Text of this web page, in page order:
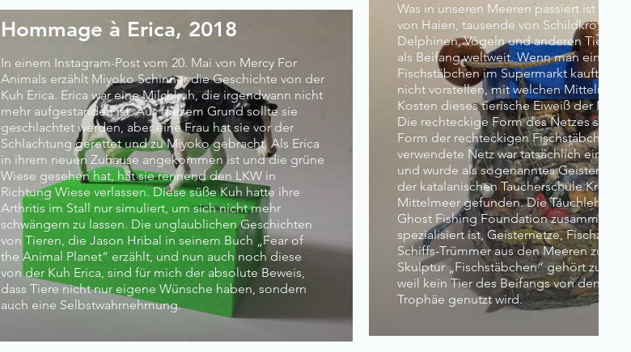
Was in unseren Meeren passiert ist
von Haien, tausende von Schildkröten,
Delphinen, Vögeln und anderen Tieren
als Beifang weltweit. Wenn man eine
Fischstäbchen im Supermarkt kauft,
nicht vorstellen, mit welchen Mitteln
Kosten dieses tierische Eiweiß der
Die rechteckige Form des Netzes soll
Form der rechteckigen Fischstäbchen
verwendete Netz war tatsächlich einmal
und wurde als sogenanntes Geisternetz
der katalanischen Taucherschule
Mittelmeer gefunden. Die Tauchlehrer
Ghost Fishing Foundation zusammen,
spezialisiert ist, Geisternetze,
Schiffs-Trümmer aus den Meeren zu
Skulptur „Fischstäbchen“ gehört zur
weil kein Tier des Beifangs von den
Trophäe genutzt wird.
Hommage à Erica, 2018
In einem Instagram-Post vom 20. Mai von Mercy For
Animals erzählt Miyoko Schinner die Geschichte von der
Kuh Erica. Erica war eine Milchkuh, die irgendwann nicht
mehr aufgestanden ist. Aus diesem Grund sollte sie
geschlachtet werden, aber eine Frau hat sie vor der
Schlachtung gerettet und zu Miyoko gebracht. Als Erica
in ihrem neuen Zuhause angekommen ist und die grüne
Wiese gesehen hat, hat sie rennend den LKW in
Richtung Wiese verlassen. Diese süße Kuh hatte ihre
Arthritis im Stall nur simuliert, um sich nicht mehr
schwängern zu lassen. Die unglaublichen Geschichten
von Tieren, die Jason Hribal in seinem Buch „Fear of
the Animal Planet“ erzählt, und nun auch noch diese
von der Kuh Erica, sind für mich der absolute Beweis,
dass Tiere nicht nur eigene Wünsche haben, sondern
auch eine Selbstwahrnehmung.